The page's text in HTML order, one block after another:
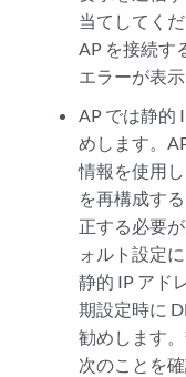
当てしてく
AP を接続す
エラーが表示
AP では静的
めします。
情報を使用
を再構成す
正する必要
ォルト設定
静的 IP アド
期設定時に
勧めします
次のことを